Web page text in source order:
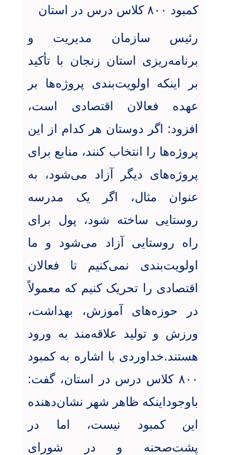
کمبود ۸۰۰ کلاس درس در استان
رئیس سازمان مدیریت و
برنامه‌ریزی استان زنجان با تأکید
بر اینکه اولویت‌بندی پروژه‌ها بر
عهده فعالان اقتصادی است،
افزود: اگر دوستان هر کدام از این
پروژه‌ها را انتخاب کنند، منابع برای
پروژه‌های دیگر آزاد می‌شود، به
عنوان مثال، اگر یک مدرسه
روستایی ساخته شود، پول برای
راه روستایی آزاد می‌شود و ما
اولویت‌بندی نمی‌کنیم تا فعالان
اقتصادی را تحریک کنیم که معمولاً
در حوزه‌های آموزش، بهداشت،
ورزش و تولید علاقه‌مند به ورود
هستند.خداوردی با اشاره به کمبود
۸۰۰ کلاس درس در استان، گفت:
باوجوداینکه ظاهر شهر نشان‌دهنده
این کمبود نیست، اما در
پشت‌صحنه و در شورای